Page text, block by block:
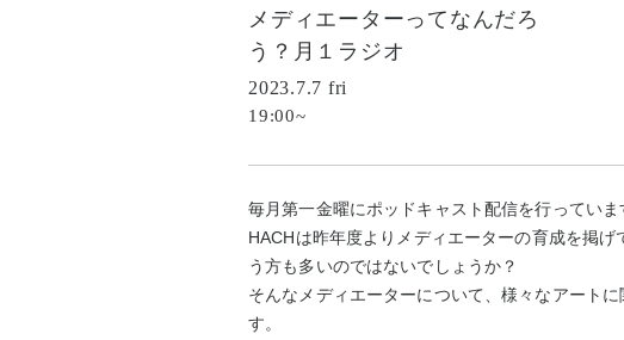
メディエーターってなんだろ
う？月１ラジオ
2023.7.7 fri
19:00~
毎月第一金曜にポッドキャスト配信を行っていま
HACHは昨年度よりメディエーターの育成を掲
う方も多いのではないでしょうか？
そんなメディエーターについて、様々なアート
す。